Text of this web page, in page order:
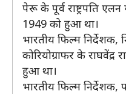
पेरू के पूर्व राष्ट्रपति
1949 को हुआ था।
भारतीय फिल्म
कोरियोग्राफर के
हुआ था।
भारतीय फिल्म